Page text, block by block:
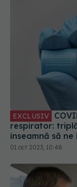
EXCLUSIV
respirator:
înseamnă să
timpul
01 oct 2023, 10:48